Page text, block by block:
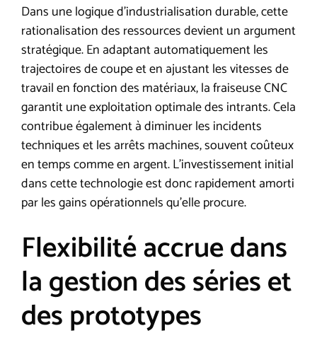
Dans une logique d’industrialisation durable, cette
rationalisation des ressources devient un argument
stratégique. En adaptant automatiquement les
trajectoires de coupe et en ajustant les vitesses de
travail en fonction des matériaux, la fraiseuse CNC
garantit une exploitation optimale des intrants. Cela
contribue également à diminuer les incidents
techniques et les arrêts machines, souvent coûteux
en temps comme en argent. L’investissement initial
dans cette technologie est donc rapidement amorti
par les gains opérationnels qu’elle procure.
Flexibilité accrue dans
la gestion des séries et
des prototypes